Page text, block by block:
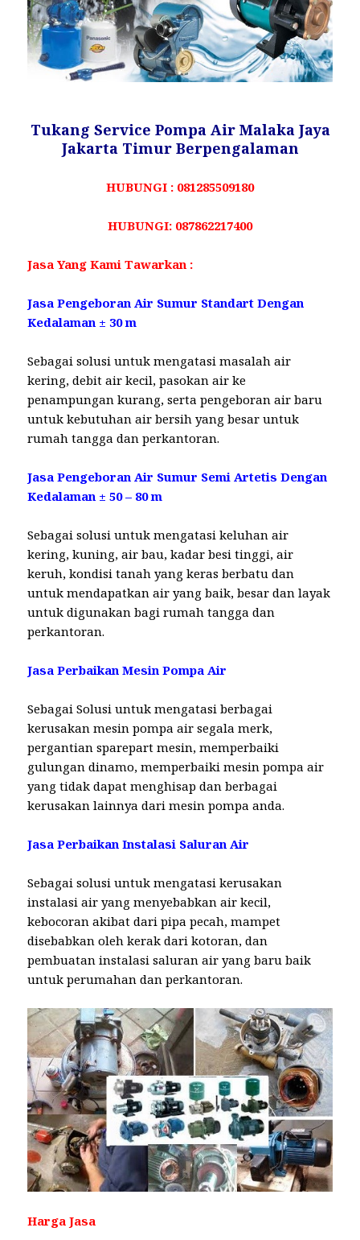
Tukang Service Pompa Air Malaka Jaya
Jakarta Timur Berpengalaman
HUBUNGI : 081285509180
HUBUNGI: 087862217400
Jasa Yang Kami Tawarkan :
Jasa Pengeboran Air Sumur Standart Dengan
Kedalaman ± 30 m
Sebagai solusi untuk mengatasi masalah air
kering, debit air kecil, pasokan air ke
penampungan kurang, serta pengeboran air baru
untuk kebutuhan air bersih yang besar untuk
rumah tangga dan perkantoran.
Jasa Pengeboran Air Sumur Semi Artetis Dengan
Kedalaman ± 50 – 80 m
Sebagai solusi untuk mengatasi keluhan air
kering, kuning, air bau, kadar besi tinggi, air
keruh, kondisi tanah yang keras berbatu dan
untuk mendapatkan air yang baik, besar dan layak
untuk digunakan bagi rumah tangga dan
perkantoran.
Jasa Perbaikan Mesin Pompa Air
Sebagai Solusi untuk mengatasi berbagai
kerusakan mesin pompa air segala merk,
pergantian sparepart mesin, memperbaiki
gulungan dinamo, memperbaiki mesin pompa air
yang tidak dapat menghisap dan berbagai
kerusakan lainnya dari mesin pompa anda.
Jasa Perbaikan Instalasi Saluran Air
Sebagai solusi untuk mengatasi kerusakan
instalasi air yang menyebabkan air kecil,
kebocoran akibat dari pipa pecah, mampet
disebabkan oleh kerak dari kotoran, dan
pembuatan instalasi saluran air yang baru baik
untuk perumahan dan perkantoran.
Harga Jasa